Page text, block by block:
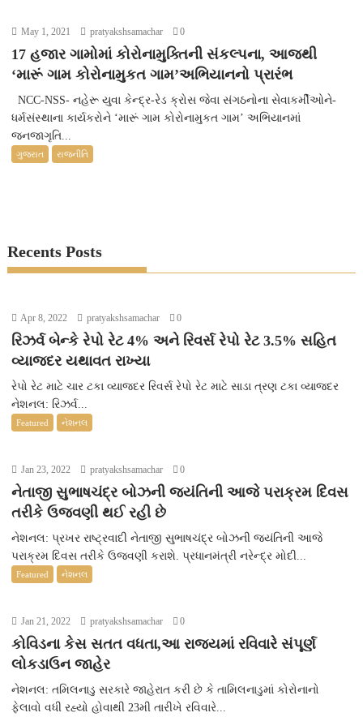
May 1, 2021 pratyakshsamachar 0
17 હજાર ગામોમાં કોરોનામુક્તિની સંકલ્પના, આજથી
‘મારૂં ગામ કોરોનામુકત ગામ’અભિયાનનો પ્રારંભ
NCC-NSS- નહેરૂ યુવા કેન્દ્ર-રેડ ક્રોસ જેવા સંગઠનોના સેવાકર્મીઓને-
ધર્મસંસ્થાના કાર્યકરોને ‘મારૂં ગામ કોરોનામુકત ગામ’ અભિયાનમાં
જનજાગૃતિ...
ગુજરાત રાજનીતિ
Recents Posts
Apr 8, 2022 pratyakshsamachar 0
રિઝર્વ બેન્કે રેપો રેટ 4% અને રિવર્સ રેપો રેટ 3.5% સહિત
વ્યાજદર યથાવત રાખ્યા
રેપો રેટ માટે ચાર ટકા વ્યાજદર રિવર્સ રેપો રેટ માટે સાડા ત્રણ ટકા વ્યાજદર
નેશનલ: રિઝર્વ...
Featured નેશનલ
Jan 23, 2022 pratyakshsamachar 0
નેતાજી સુભાષચંદ્ર બોઝની જયંતિની આજે પરાક્રમ દિવસ
તરીકે ઉજવણી થઈ રહી છે
નેશનલ: પ્રખર રાષ્ટ્રવાદી નેતાજી સુભાષચંદ્ર બોઝની જયંતિની આજે
પરાક્રમ દિવસ તરીકે ઉજવણી કરાશે. પ્રધાનમંત્રી નરેન્દ્ર મોદી...
Featured નેશનલ
Jan 21, 2022 pratyakshsamachar 0
કોવિડના કેસ સતત વધતા,આ રાજ્યમાં રવિવારે સંપૂર્ણ
લોકડાઉન જાહેર
નેશનલ: તમિલનાડુ સરકારે જાહેરાત કરી છે કે તામિલનાડુમાં કોરોનાનો
ફેલાવો વધી રહ્યો હોવાથી 23મી તારીખે રવિવારે...